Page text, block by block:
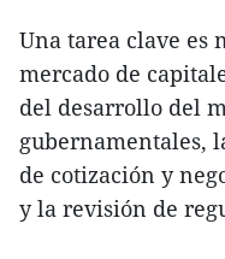
Una tarea clave es
mercado de
del desarrollo del
gubernamentales,
de cotización y
y la revisión de